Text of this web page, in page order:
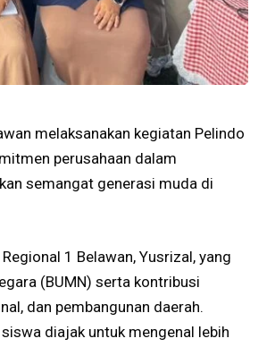
melaksanakan kegiatan Pelindo
perusahaan dalam
semangat generasi muda di
1 Belawan, Yusrizal, yang
(BUMN) serta kontribusi
dan pembangunan daerah.
diajak untuk mengenal lebih